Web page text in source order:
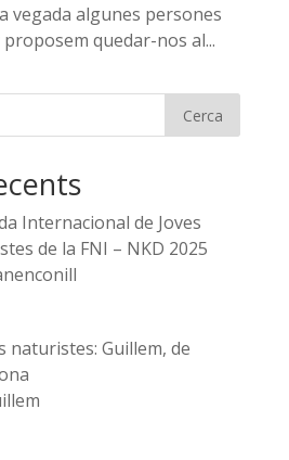
vegada algunes persones
quedar-nos al...
Internacional de Joves
de la FNI – NKD 2025
naturistes: Guillem, de